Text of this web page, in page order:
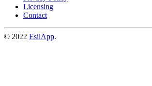
Licensing
Contact
© 2022 EsilApp.